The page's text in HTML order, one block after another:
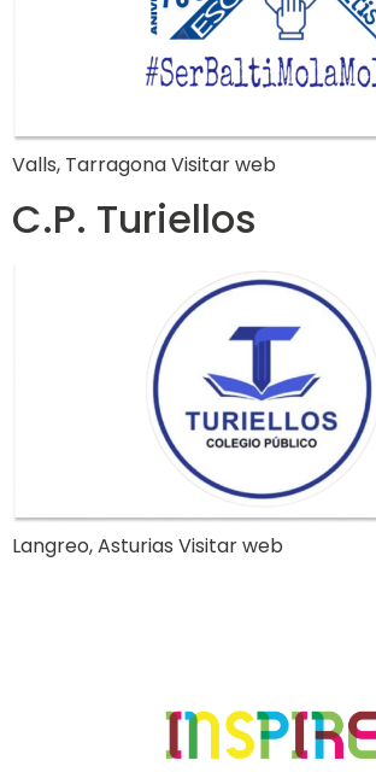
Valls, Tarragona Visitar web
C.P. Turiellos
Langreo, Asturias Visitar web